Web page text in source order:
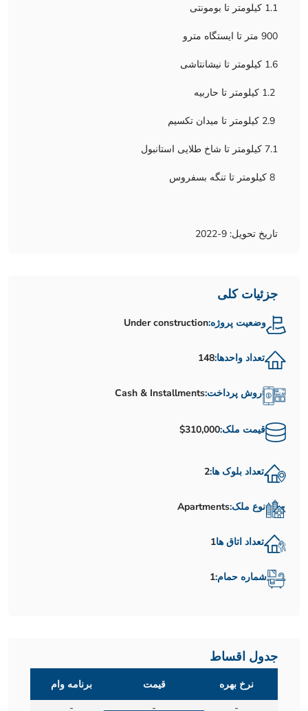
1.1 کیلومتر تا بومونتی
900 متر تا ایستگاه مترو
1.6 کیلومتر تا نیشانتاشی
7.1 کیلومتر تا شاخ طلایی استانبول
تاریخ تحویل: 9-2022
جزئیات کلی
وضعیت پروژه:Under construction
تعداد واحدها:148
روش پرداخت:Cash & Installments
قیمت ملک:$310,000
تعداد بلوک ها:2
نوع ملک:Apartments
تعداد اتاق ها1
شماره حمام:1
جدول اقساط
نرخ بهره قیمت
برنامه وام
-
-
-